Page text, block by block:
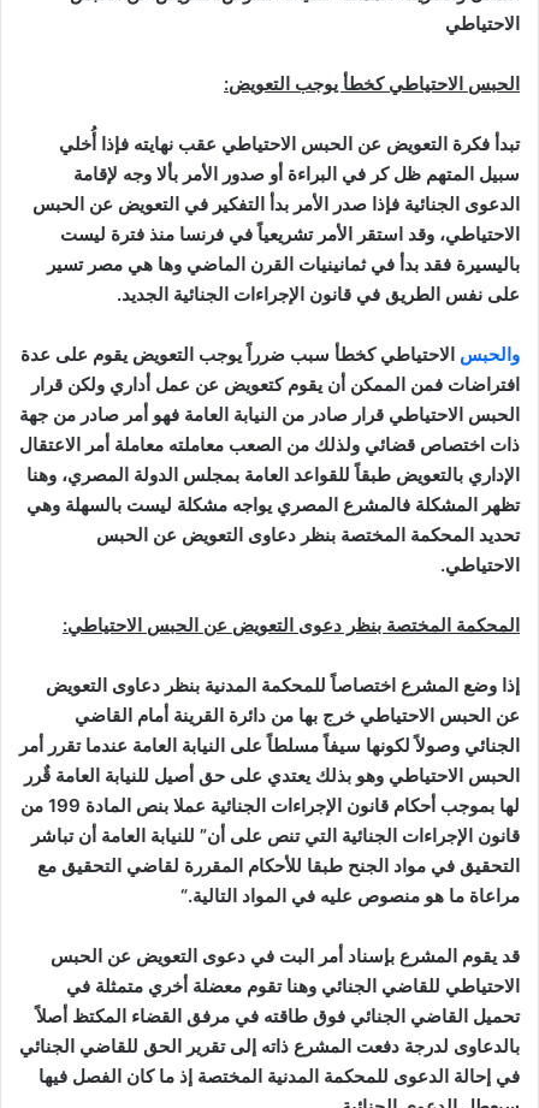
الاحتياطي
الحبس الاحتياطي كخطأ يوجب التعويض:
تبدأ فكرة التعويض عن الحبس الاحتياطي عقب نهايته فإذا أُخلي
سبيل المتهم ظل كر في البراءة أو صدور الأمر بألا وجه لإقامة
الدعوى الجنائية فإذا صدر الأمر بدأ التفكير في التعويض عن الحبس
الاحتياطي، وقد استقر الأمر تشريعياً في فرنسا منذ فترة ليست
باليسيرة فقد بدأ في ثمانينيات القرن الماضي وها هي مصر تسير
على نفس الطريق في قانون الإجراءات الجنائية الجديد.
والحبس الاحتياطي كخطأ سبب ضرراً يوجب التعويض يقوم على عدة
افتراضات فمن الممكن أن يقوم كتعويض عن عمل أداري ولكن قرار
الحبس الاحتياطي قرار صادر من النيابة العامة فهو أمر صادر من جهة
ذات اختصاص قضائي ولذلك من الصعب معاملته معاملة أمر الاعتقال
الإداري بالتعويض طبقاً للقواعد العامة بمجلس الدولة المصري، وهنا
تظهر المشكلة فالمشرع المصري يواجه مشكلة ليست بالسهلة وهي
تحديد المحكمة المختصة بنظر دعاوى التعويض عن الحبس
الاحتياطي.
المحكمة المختصة بنظر دعوى التعويض عن الحبس الاحتياطي:
إذا وضع المشرع اختصاصاً للمحكمة المدنية بنظر دعاوى التعويض
عن الحبس الاحتياطي خرج بها من دائرة القرينة أمام القاضي
الجنائي وصولاً لكونها سيفاً مسلطاً على النيابة العامة عندما تقرر أمر
الحبس الاحتياطي وهو بذلك يعتدي على حق أصيل للنيابة العامة قٌرر
لها بموجب أحكام قانون الإجراءات الجنائية عملا بنص المادة 199 من
قانون الإجراءات الجنائية التي تنص على أن” للنيابة العامة أن تباشر
التحقيق في مواد الجنح طبقا للأحكام المقررة لقاضي التحقيق مع
مراعاة ما هو منصوص عليه في المواد التالية.
“
قد يقوم المشرع بإسناد أمر البت في دعوى التعويض عن الحبس
الاحتياطي للقاضي الجنائي وهنا تقوم معضلة أخري متمثلة في
تحميل القاضي الجنائي فوق طاقته في مرفق القضاء المكتظ أصلاً
بالدعاوى لدرجة دفعت المشرع ذاته إلى تقرير الحق للقاضي الجنائي
في إحالة الدعوى للمحكمة المدنية المختصة إذ ما كان الفصل فيها